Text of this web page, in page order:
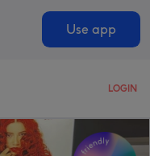
Use app
LOGIN